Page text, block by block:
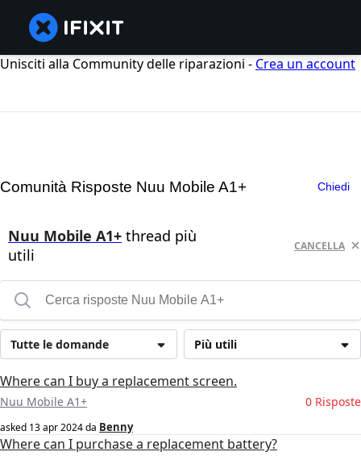
Unisciti alla Community delle riparazioni - Crea un account
Comunità Risposte Nuu Mobile A1+ Chiedi
Nuu Mobile A1+ thread più
utili
CANCELLA
Più utili
Tutte le domande
Where can I buy a replacement screen.
Nuu Mobile A1+ 0 Risposte
asked 13 apr 2024da Benny
Where can I purchase a replacement battery?